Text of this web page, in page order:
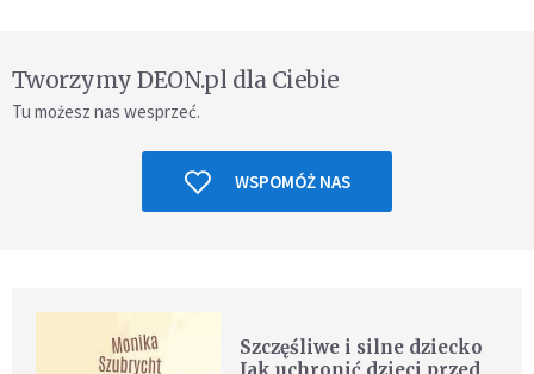
Tworzymy DEON.pl dla Ciebie
Tu możesz nas wesprzeć.
WSPOMÓŻ NAS
Szczęśliwe i silne dziecko